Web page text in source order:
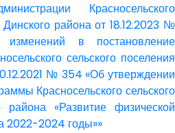
Красносельского
Динского района от 18.12.2023 №
в постановление
сельского поселения
№ 354 «Об утверждении
Красносельского сельского
района «Развитие физической
2022-2024 годы»»